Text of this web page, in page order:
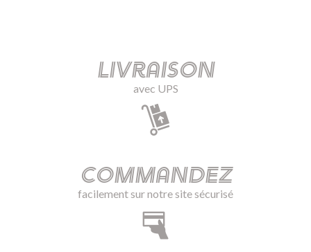
Livraison
avec UPS
Commandez
facilement sur notre site sécurisé